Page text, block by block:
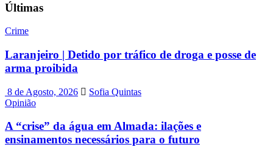
Últimas
Crime
Laranjeiro | Detido por tráfico de droga e posse de
arma proibida
8 de Agosto, 2026
Sofia Quintas
Opinião
A “crise” da água em Almada: ilações e
ensinamentos necessários para o futuro